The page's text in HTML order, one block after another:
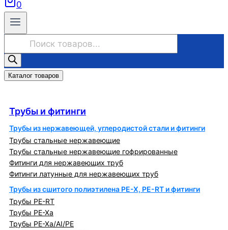
0
товаров
Каталог товаров
Трубы и фитинги
Трубы из нержавеющей, углеродистой стали и фитинги
Трубы стальные нержавеющие
Трубы стальные нержавеющие гофрированные
Фитинги для нержавеющих труб
Фитинги латунные для нержавеющих труб
Трубы из сшитого полиэтилена PE-X, PE-RT и фитинги
Трубы PE-RT
Трубы PE-Xa
Трубы PE-Xa/AI/PE